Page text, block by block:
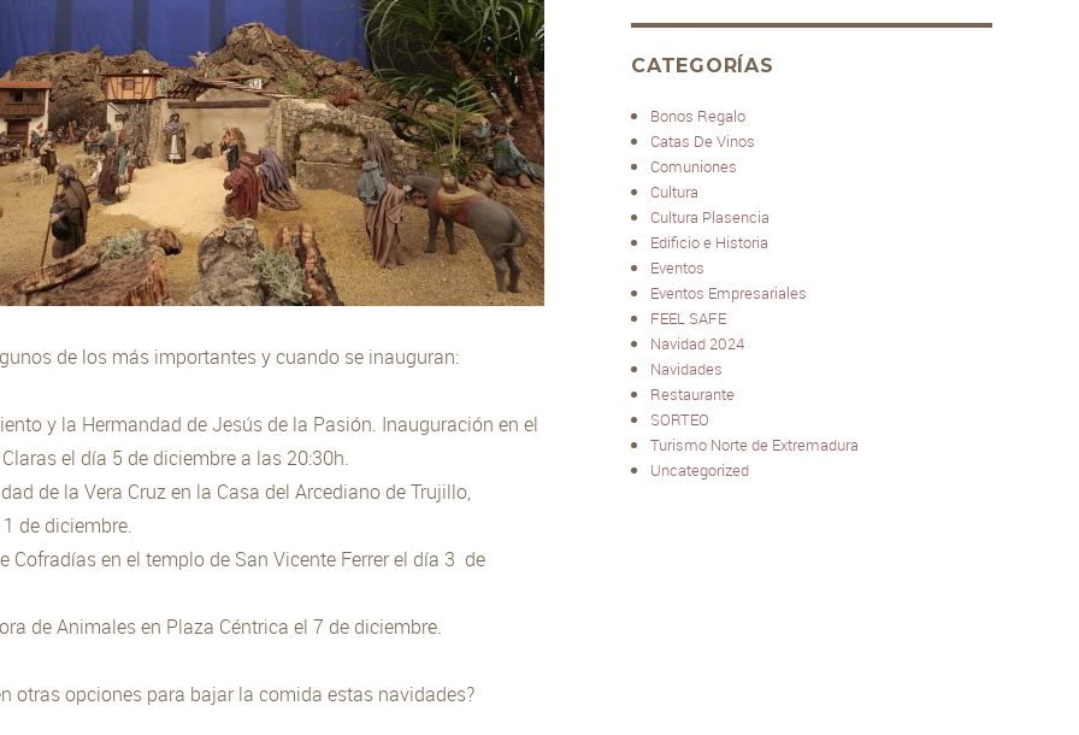
de los más importantes y cuando se inauguran:
y la Hermandad de Jesús de la Pasión. Inauguración en el
el día 5 de diciembre a las 20:30h.
de la Vera Cruz en la Casa del Arcediano de Trujillo,
de diciembre.
Cofradías en el templo de San Vicente Ferrer el día 3 de
de Animales en Plaza Céntrica el 7 de diciembre.
otras opciones para bajar la comida estas navidades?
CATEGORÍAS
Bonos Regalo
Catas De Vinos
Comuniones
Cultura
Cultura Plasencia
Edificio e Historia
Eventos
Eventos Empresariales
FEEL SAFE
Navidad 2024
Navidades
Restaurante
SORTEO
Turismo Norte de Extremadura
Uncategorized